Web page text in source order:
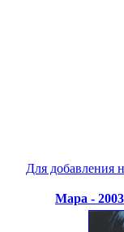
Для добавления
Мара -